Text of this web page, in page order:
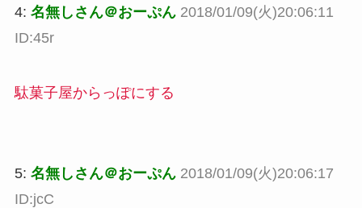
4: 名無しさん＠おーぷん 2018/01/09(火)20:06:11
ID:45r
駄菓子屋からっぽにする
5: 名無しさん＠おーぷん 2018/01/09(火)20:06:17
ID:jcC